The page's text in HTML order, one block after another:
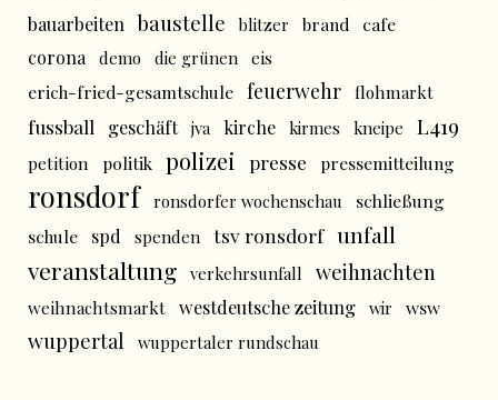
bauarbeiten baustelle blitzer brand
cafe
corona
demo die grünen eis
erich-fried-gesamtschule feuerwehr flohmarkt
fussball geschäft jva kirche kirmes kneipe L419
petition politik polizei presse pressemitteilung
ronsdorf ronsdorfer wochenschau
schließung
schule
spd spenden tsv ronsdorf unfall
veranstaltung verkehrsunfall weihnachten
weihnachtsmarkt westdeutsche zeitung wir wsw
wuppertal wuppertaler rundschau